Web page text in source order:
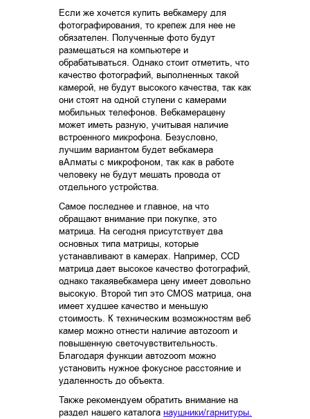
Если же хочется купить вебкамеру для
фотографирования, то крепеж для нее не
обязателен. Полученные фото будут
размещаться на компьютере и
обрабатываться. Однако стоит отметить, что
качество фотографий, выполненных такой
камерой, не будут высокого качества, так как
они стоят на одной ступени с камерами
мобильных телефонов. Вебкамерацену
может иметь разную, учитывая наличие
встроенного микрофона. Безусловно,
лучшим вариантом будет вебкамера
вАлматы с микрофоном, так как в работе
человеку не будут мешать провода от
отдельного устройства.
Самое последнее и главное, на что
обращают внимание при покупке, это
матрица. На сегодня присутствует два
основных типа матрицы, которые
устанавливают в камерах. Например, CCD
матрица дает высокое качество фотографий,
однако такаявебкамера цену имеет довольно
высокую. Второй тип это CMOS матрица, она
имеет худшее качество и меньшую
стоимость. К техническим возможностям веб
камер можно отнести наличие автоzoom и
повышенную светочувствительность.
Благодаря функции автоzoom можно
установить нужное фокусное расстояние и
удаленность до объекта.
Также рекомендуем обратить внимание на
раздел нашего каталога наушники/гарнитуры.